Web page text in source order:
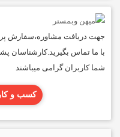
جهت دریافت مشاوره،سفارش
شما کاربران گرامی میباشند
کسب و